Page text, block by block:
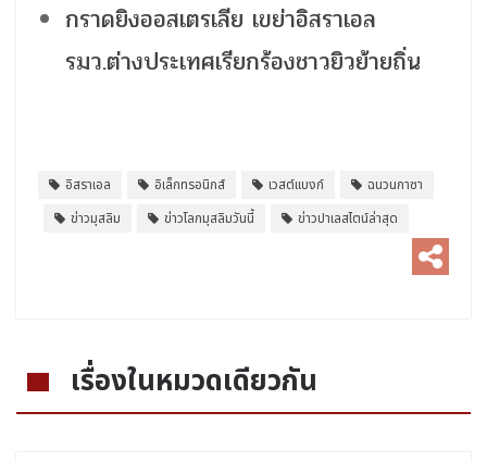
กราดยิงออสเตรเลีย เขย่าอิสราเอล
รมว.ต่างประเทศเรียกร้องชาวยิวย้ายถิ่น
อิสราเอล อิเล็กทรอนิกส์ เวสต์แบงก์
ฉนวนกาซา
ข่าวมุสลิม
ข่าวโลกมุสลิมวันนี้ ข่าวปาเลสไตน์ล่าสุด
เรื่องในหมวดเดียวกัน